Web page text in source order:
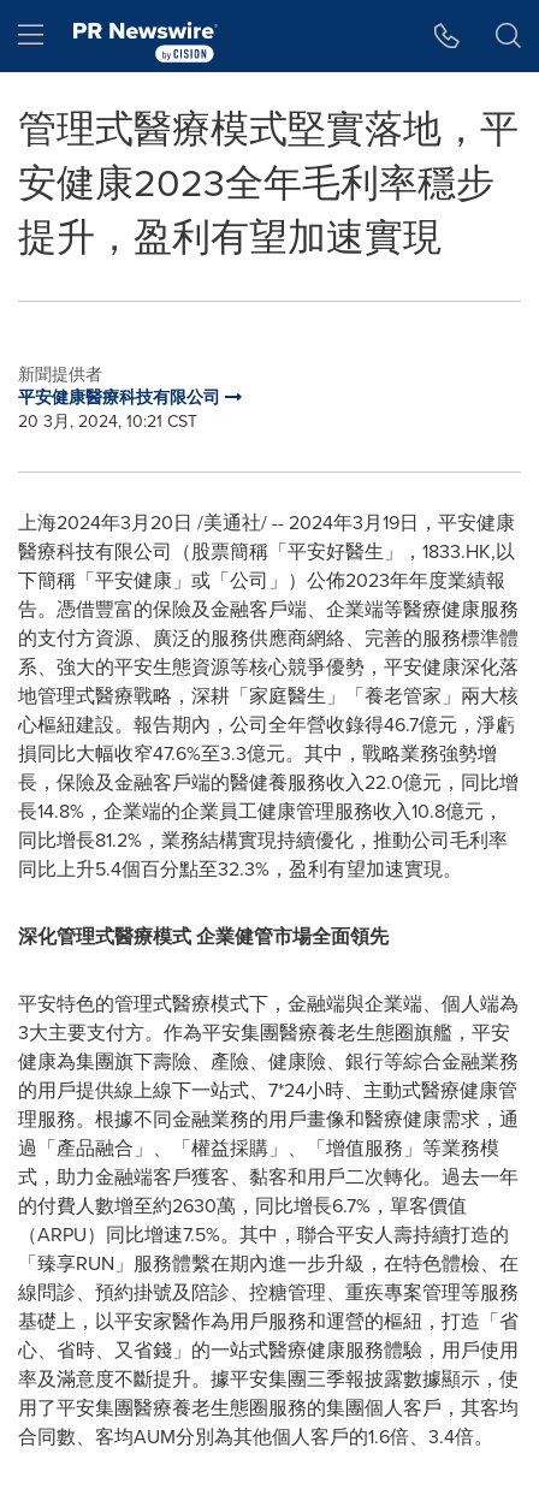
Hamburger menu
管理式醫療模式堅實落地，平
安健康2023全年毛利率穩步
提升，盈利有望加速實現
新聞提供者
平安健康醫療科技有限公司
20 3月, 2024, 10:21 CST
上海2024年3月20日 /美通社/ -- 2024年3月19日，平安健康
醫療科技有限公司（股票簡稱「平安好醫生」，1833.HK,以
下簡稱「平安健康」或「公司」）公佈2023年年度業績報
告。憑借豐富的保險及金融客戶端、企業端等醫療健康服務
的支付方資源、廣泛的服務供應商網絡、完善的服務標準體
系、強大的平安生態資源等核心競爭優勢，平安健康深化落
地管理式醫療戰略，深耕「家庭醫生」「養老管家」兩大核
心樞紐建設。報告期內，公司全年營收錄得46.7億元，淨虧
損同比大幅收窄47.6%至3.3億元。其中，戰略業務強勢增
長，保險及金融客戶端的醫健養服務收入22.0億元，同比增
長14.8%，企業端的企業員工健康管理服務收入10.8億元，
同比增長81.2%，業務結構實現持續優化，推動公司毛利率
同比上升5.4個百分點至32.3%，盈利有望加速實現。
深化管理式醫療模式企業健管市場全面領先
平安特色的管理式醫療模式下，金融端與企業端、個人端為
3大主要支付方。作為平安集團醫療養老生態圈旗艦，平安
健康為集團旗下壽險、產險、健康險、銀行等綜合金融業務
的用戶提供線上線下一站式、7*24小時、主動式醫療健康管
理服務。根據不同金融業務的用戶畫像和醫療健康需求，通
過「產品融合」、「權益採購」、「增值服務」等業務模
式，助力金融端客戶獲客、黏客和用戶二次轉化。過去一年
的付費人數增至約2630萬，同比增長6.7%，單客價值
（ARPU）同比增速7.5%。其中，聯合平安人壽持續打造的
「臻享RUN」服務體繫在期內進一步升級，在特色體檢、在
線問診、預約掛號及陪診、控糖管理、重疾‌專案管理等服務
基礎上，以平安家醫作為用戶服務和運營的樞紐，打造「省
心、省時、又省錢」的一站式醫療健康服務體驗，用戶使用
率及滿意度不斷提升。據平安集團三季報披露數據顯示，使
用了平安集團醫療養老生態圈服務的集團個人客戶，其客均
合同數、客均AUM分別為其他個人客戶的1.6倍、3.4倍。 ‌‌‌‌